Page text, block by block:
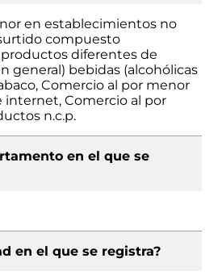
en establecimientos no
compuesto
diferentes de
general) bebidas (alcohólicas
Comercio al por menor
internet, Comercio al por
n.c.p.
en el que se
en el que se registra?